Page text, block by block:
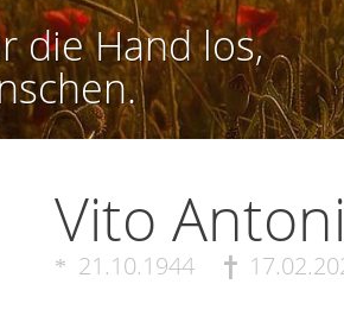
die Hand los,
Vito
21.10.1944